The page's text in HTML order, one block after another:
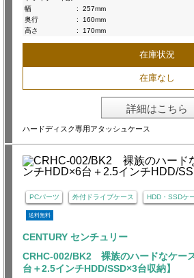
幅
:
257mm
奥行
:
160mm
高さ
: 170mm
在庫状況
在庫なし
詳細はこちら
ハードディスク専用アタッシュケース
PCパーツ 外付ドライブケース HDD・SSDケ
送料無料
CENTURY センチュリー
CRHC-002/BK2 裸族のハードなケー
台＋2.5インチHDD/SSD×3台収納】